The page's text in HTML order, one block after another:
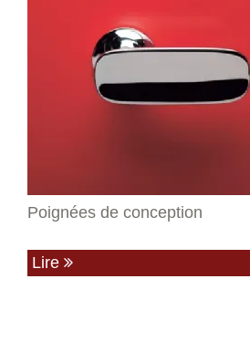
Poignées de conception
Lire